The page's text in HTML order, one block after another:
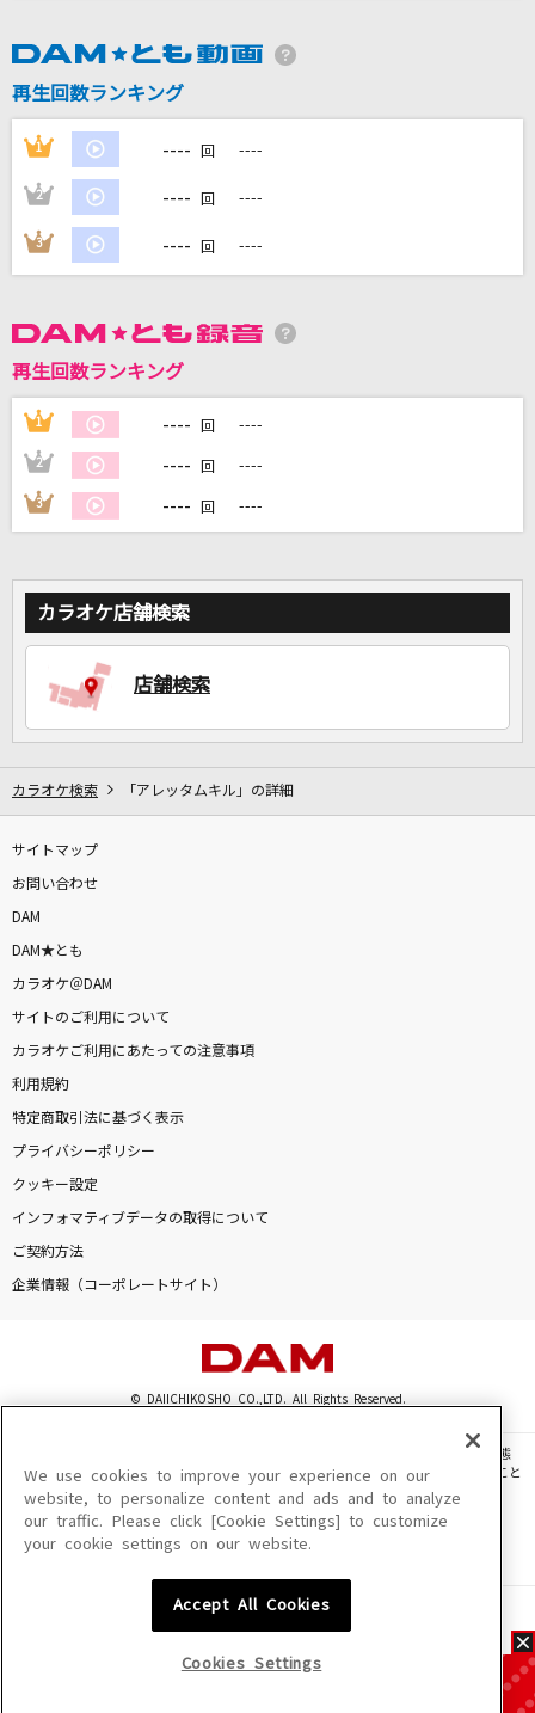
山本彩
タイプ:ワイルド
松本梨香
夢をあきらめないで
岡村孝子
平井堅
ドラマツルギー
Eve
カラオケをもっと楽しもう！
再生回数ランキング
1 ---- 回 ----
2 ---- 回 ----
3 ---- 回 ----
再生回数ランキング
1 ---- 回 ----
2 ---- 回 ----
3 ---- 回 ----
カラオケ店舗検索
店舗検索
カラオケ検索 「アレッタムキル」の詳細
サイトマップ
お問い合わせ
DAM
DAM★とも
カラオケ＠DAM
サイトのご利用について
カラオケご利用にあたっての注意事項
利用規約
特定商取引法に基づく表示
プライバシーポリシー
クッキー設定
インフォマティブデータの取得について
ご契約方法
企業情報（コーポレートサイト）
© DAIICHIKOSHO CO.,LTD. All Rights Reserved.
このサイトに掲載されている一切の文章・画像・写真・動画・音声等を、手段や形態
を問わず、著作権法の定める範囲を超えて無断で複製、転載、ファイル化などすること
を禁じます。
楽曲及びコンテンツは、機種によりご利用いただけない場合があります。
楽曲及びコンテンツの配信日、配信内容が変更になる場合があります。
We use cookies to improve your experience on our
website, to personalize content and ads and to analyze
our traffic. Please click [Cookie Settings] to customize
your cookie settings on our website.
Accept All Cookies
Cookies Settings